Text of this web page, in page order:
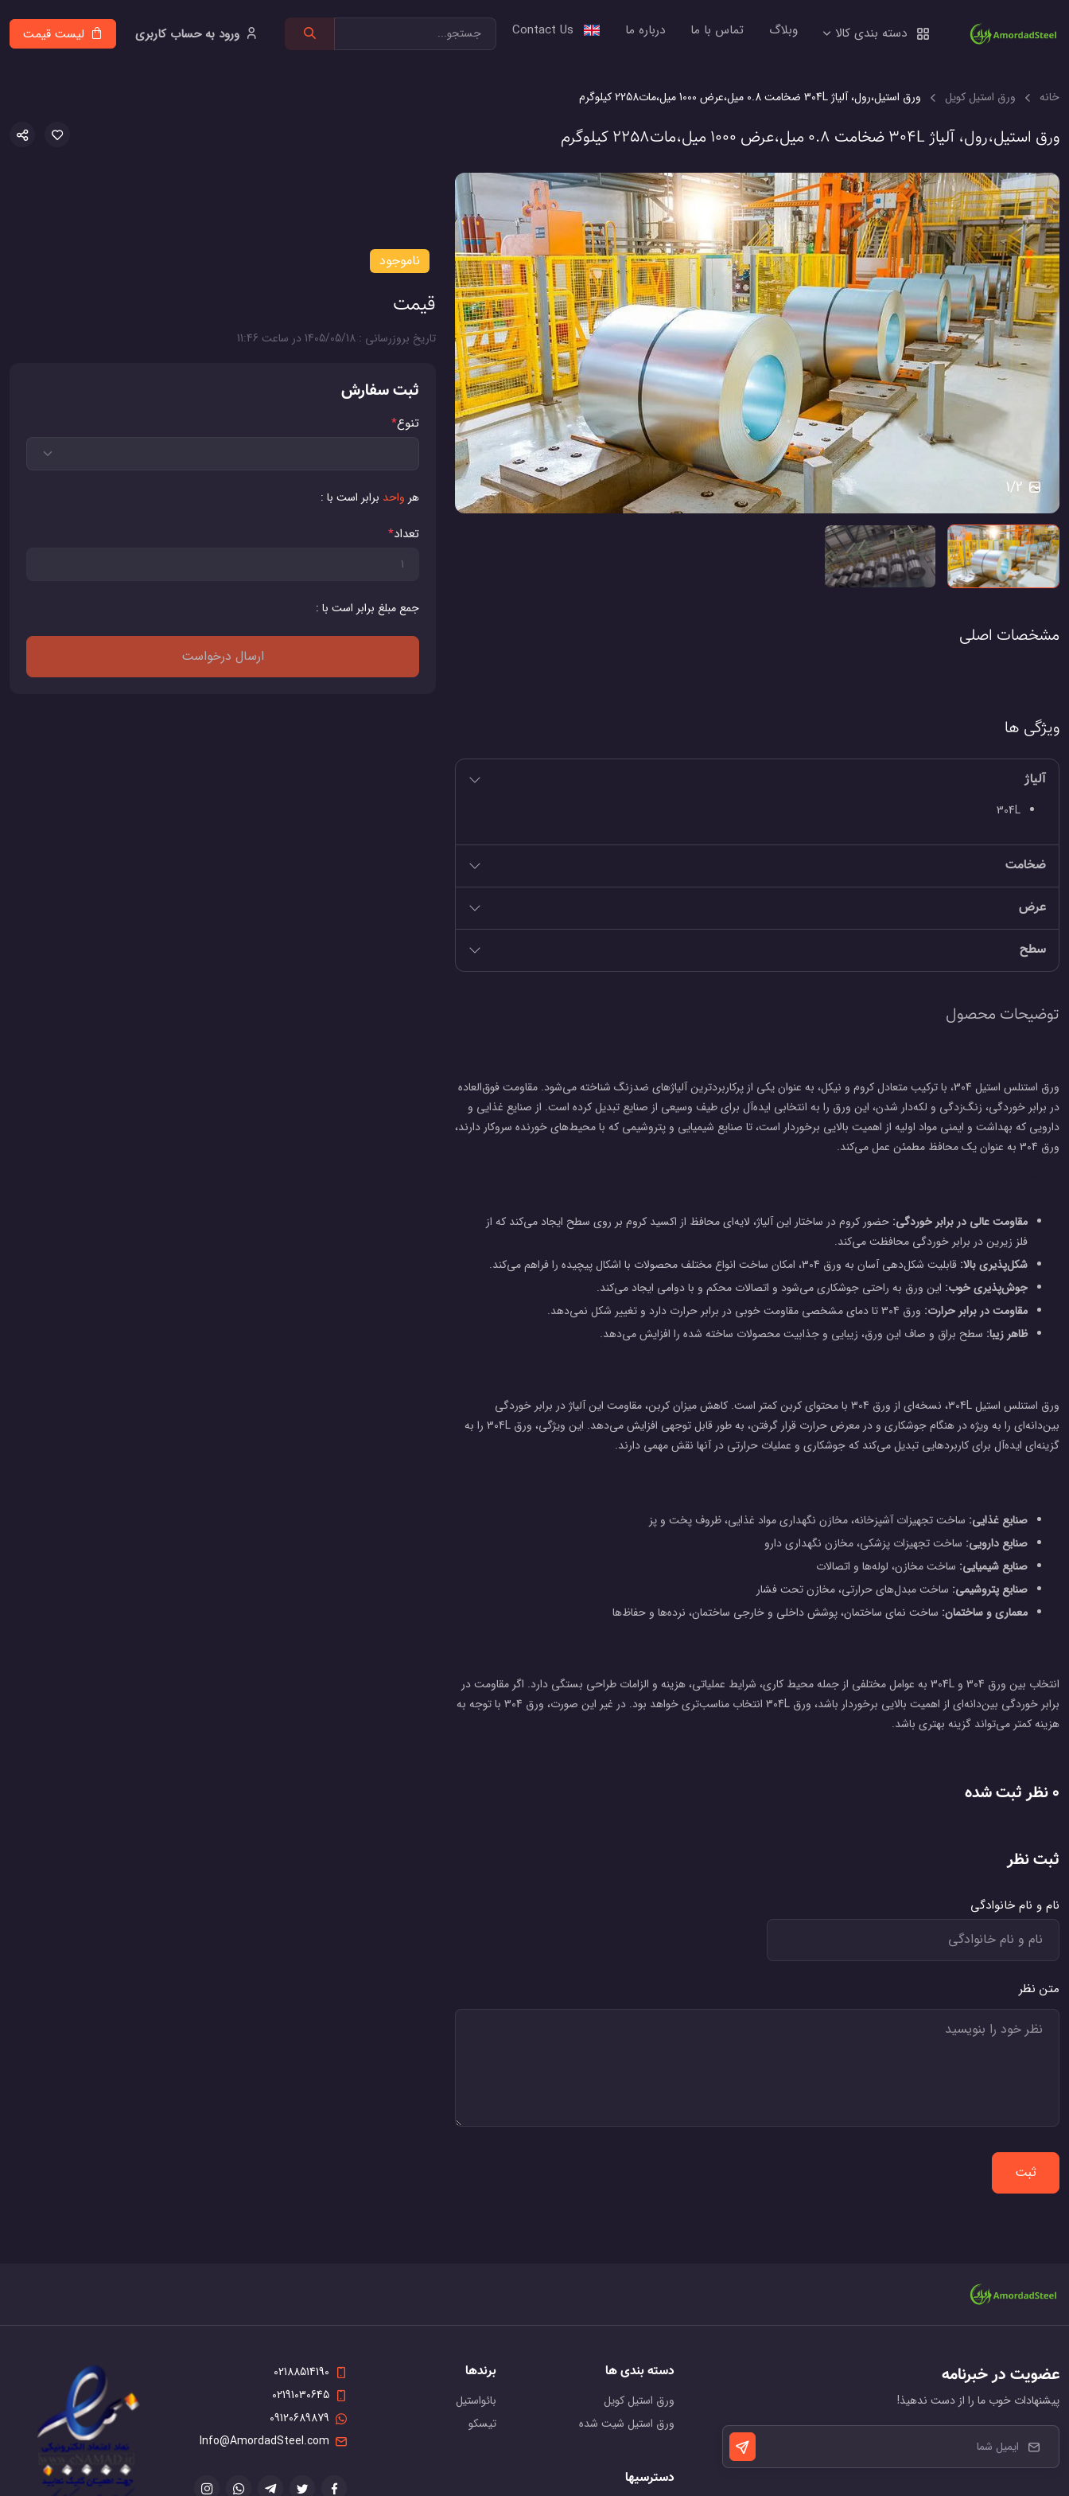
ورود به حساب کاربری لیست قیمت دسته بندی کالا وبلاگ تماس با ما درباره ما
خانه ورق استیل کویل ورق استیل،رول، آلیاژ 304L ضخامت 0.8 میل،عرض 1000 میل،مات2258 کیلوگرم
ورق استیل،رول، آلیاژ 304L ضخامت 0.8 میل،عرض 1000 میل،مات2258 کیلوگرم
1/2
مشخصات اصلی
ویژگی ها
آلیاژ
304L
ضخامت
عرض
سطح
توضیحات محصول
ورق استنلس استیل 304، با ترکیب متعادل کروم و نیکل، به عنوان یکی از پرکاربردترین آلیاژهای ضدزنگ شناخته می‌شود. مقاومت فوق‌العاده
در برابر خوردگی، زنگ‌زدگی و لکه‌دار شدن، این ورق را به انتخابی ایده‌آل برای طیف وسیعی از صنایع تبدیل کرده است. از صنایع غذایی و
دارویی که بهداشت و ایمنی مواد اولیه از اهمیت بالایی برخوردار است، تا صنایع شیمیایی و پتروشیمی که با محیط‌های خورنده سروکار دارند،
ورق 304 به عنوان یک محافظ مطمئن عمل می‌کند.
مقاومت عالی در برابر خوردگی: حضور کروم در ساختار این آلیاژ، لایه‌ای محافظ از اکسید کروم بر روی سطح ایجاد می‌کند که از
فلز زیرین در برابر خوردگی محافظت می‌کند.
شکل‌پذیری بالا: قابلیت شکل‌دهی آسان به ورق 304، امکان ساخت انواع مختلف محصولات با اشکال پیچیده را فراهم می‌کند.
جوش‌پذیری خوب: این ورق به راحتی جوشکاری می‌شود و اتصالات محکم و با دوامی ایجاد می‌کند.
مقاومت در برابر حرارت: ورق 304 تا دمای مشخصی مقاومت خوبی در برابر حرارت دارد و تغییر شکل نمی‌دهد.
ظاهر زیبا: سطح براق و صاف این ورق، زیبایی و جذابیت محصولات ساخته شده را افزایش می‌دهد.
ورق استنلس استیل 304L، نسخه‌ای از ورق 304 با محتوای کربن کمتر است. کاهش میزان کربن، مقاومت این آلیاژ در برابر خوردگی
بین‌دانه‌ای را به ویژه در هنگام جوشکاری و در معرض حرارت قرار گرفتن، به طور قابل توجهی افزایش می‌دهد. این ویژگی، ورق 304L را به
گزینه‌ای ایده‌آل برای کاربردهایی تبدیل می‌کند که جوشکاری و عملیات حرارتی در آنها نقش مهمی دارند.
صنایع غذایی: ساخت تجهیزات آشپزخانه، مخازن نگهداری مواد غذایی، ظروف پخت و پز
صنایع دارویی: ساخت تجهیزات پزشکی، مخازن نگهداری دارو
صنایع شیمیایی: ساخت مخازن، لوله‌ها و اتصالات
صنایع پتروشیمی: ساخت مبدل‌های حرارتی، مخازن تحت فشار
معماری و ساختمان: ساخت نمای ساختمان، پوشش داخلی و خارجی ساختمان، نرده‌ها و حفاظ‌ها
انتخاب بین ورق 304 و 304L به عوامل مختلفی از جمله محیط کاری، شرایط عملیاتی، هزینه و الزامات طراحی بستگی دارد. اگر مقاومت در
برابر خوردگی بین‌دانه‌ای از اهمیت بالایی برخوردار باشد، ورق 304L انتخاب مناسب‌تری خواهد بود. در غیر این صورت، ورق 304 با توجه به
هزینه کمتر می‌تواند گزینه بهتری باشد.
0 نظر ثبت شده
ثبت نظر
نام و نام خانوادگی
متن نظر
ثبت
ناموجود
قیمت
تاریخ بروزرسانی : 1405/05/18 در ساعت 11:46
ثبت سفارش
تنوع*
هر واحد برابر است با :
تعداد*
جمع مبلغ برابر است با :
ارسال درخواست
عضویت در خبرنامه
پیشنهادات خوب ما را از دست ندهیذ!
دسته بندی ها
ورق استیل کویل
ورق استیل شیت شده
برندها
بائواستیل
تیسکو
دسترسیها
02188514190
02191030645
09120689879
Info@AmordadSteel.com